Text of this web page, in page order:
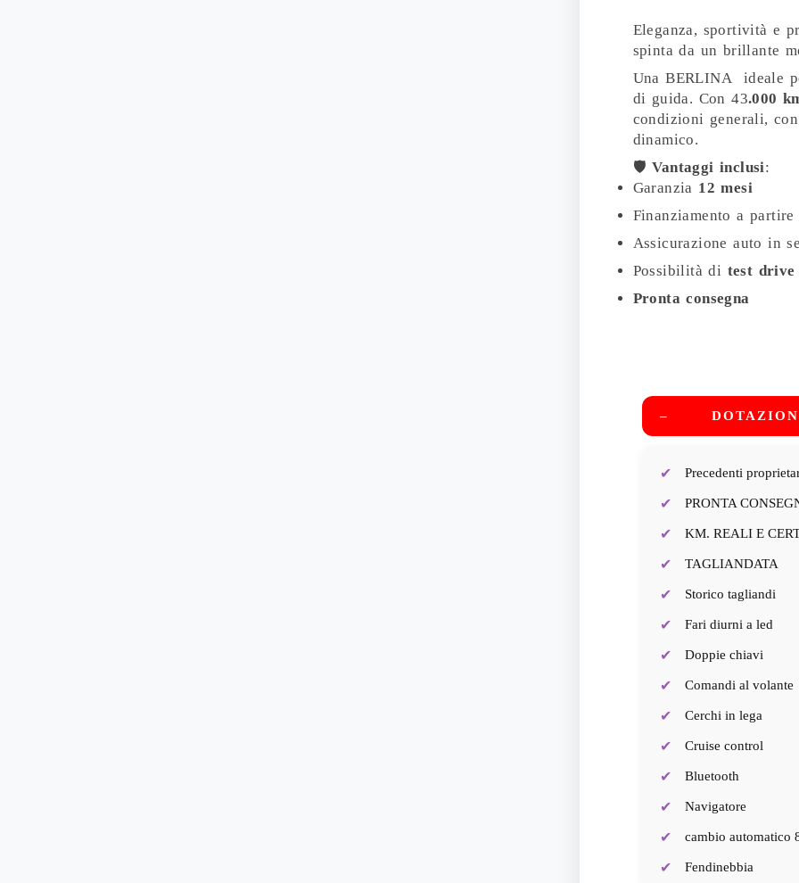
Eleganza, sportività e
spinta da un brillante
Una BERLINA ideale
di guida. Con 43.000
condizioni generali,
dinamico.
🛡️Vantaggi inclusi:
Garanzia 12 mesi
Finanziamento a
Assicurazione auto in
Possibilità di test drive
Pronta consegna
–
Precedenti
PRONTA
KM. REALI E
TAGLIANDATA
Storico tagliandi
Fari diurni a led
Doppie chiavi
Comandi al volante
Cerchi in lega
Cruise control
Bluetooth
Navigatore
cambio automatico
Fendinebbia